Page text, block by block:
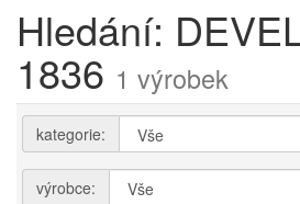
Hledání:
1836 1 výrobek
kategorie:
výrobce: